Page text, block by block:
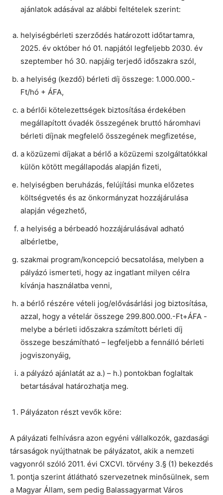
ajánlatok adásával az alábbi feltételek szerint:
helyiségbérleti szerződés határozott időtartamra,
2025. év október hó 01. napjától legfeljebb 2030. év
szeptember hó 30. napjáig terjedő időszakra szól,
a helyiség (kezdő) bérleti díj összege: 1.000.000.-
Ft/hó + ÁFA,
a bérlői kötelezettségek biztosítása érdekében
megállapított óvadék összegének bruttó háromhavi
bérleti díjnak megfelelő összegének megfizetése,
a közüzemi díjakat a bérlő a közüzemi szolgáltatókkal
külön kötött megállapodás alapján fizeti,
helyiségben beruházás, felújítási munka előzetes
költségvetés és az önkormányzat hozzájárulása
alapján végezhető,
a helyiség a bérbeadó hozzájárulásával adható
albérletbe,
szakmai program/koncepció becsatolása, melyben a
pályázó ismerteti, hogy az ingatlant milyen célra
kívánja használatba venni,
a bérlő részére vételi jog/elővásárlási jog biztosítása,
azzal, hogy a vételár összege 299.800.000.-Ft+ÁFA -
melybe a bérleti időszakra számított bérleti díj
összege beszámítható – legfeljebb a fennálló bérleti
jogviszonyáig,
a pályázó ajánlatát az a.) – h.) pontokban foglaltak
betartásával határozhatja meg.
Pályázaton részt vevők köre:
A pályázati felhívásra azon egyéni vállalkozók, gazdasági
társaságok nyújthatnak be pályázatot, akik a nemzeti
vagyonról szóló 2011. évi CXCVI. törvény 3.§ (1) bekezdés
1. pontja szerint átlátható szervezetnek minősülnek, sem
a Magyar Állam, sem pedig Balassagyarmat Város